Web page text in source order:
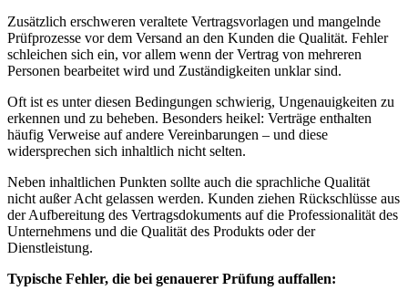
Zusätzlich erschweren veraltete Vertragsvorlagen und mangelnde
Prüfprozesse vor dem Versand an den Kunden die Qualität. Fehler
schleichen sich ein, vor allem wenn der Vertrag von mehreren
Personen bearbeitet wird und Zuständigkeiten unklar sind.
Oft ist es unter diesen Bedingungen schwierig, Ungenauigkeiten zu
erkennen und zu beheben. Besonders heikel: Verträge enthalten
häufig Verweise auf andere Vereinbarungen – und diese
widersprechen sich inhaltlich nicht selten.
Neben inhaltlichen Punkten sollte auch die sprachliche Qualität
nicht außer Acht gelassen werden. Kunden ziehen Rückschlüsse aus
der Aufbereitung des Vertragsdokuments auf die Professionalität des
Unternehmens und die Qualität des Produkts oder der
Dienstleistung.
Typische Fehler, die bei genauerer Prüfung auffallen: